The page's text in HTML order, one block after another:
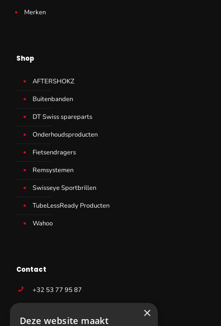
Merken
Shop
AFTERSHOKZ
Buitenbanden
DT Swiss spareparts
Onderhoudsproducten
Fietsendragers
Remsystemen
Swisseye Sportbrillen
TubeLessReady Producten
Wahoo
Contact
+32 53 77 95 87
×
Deze website maakt